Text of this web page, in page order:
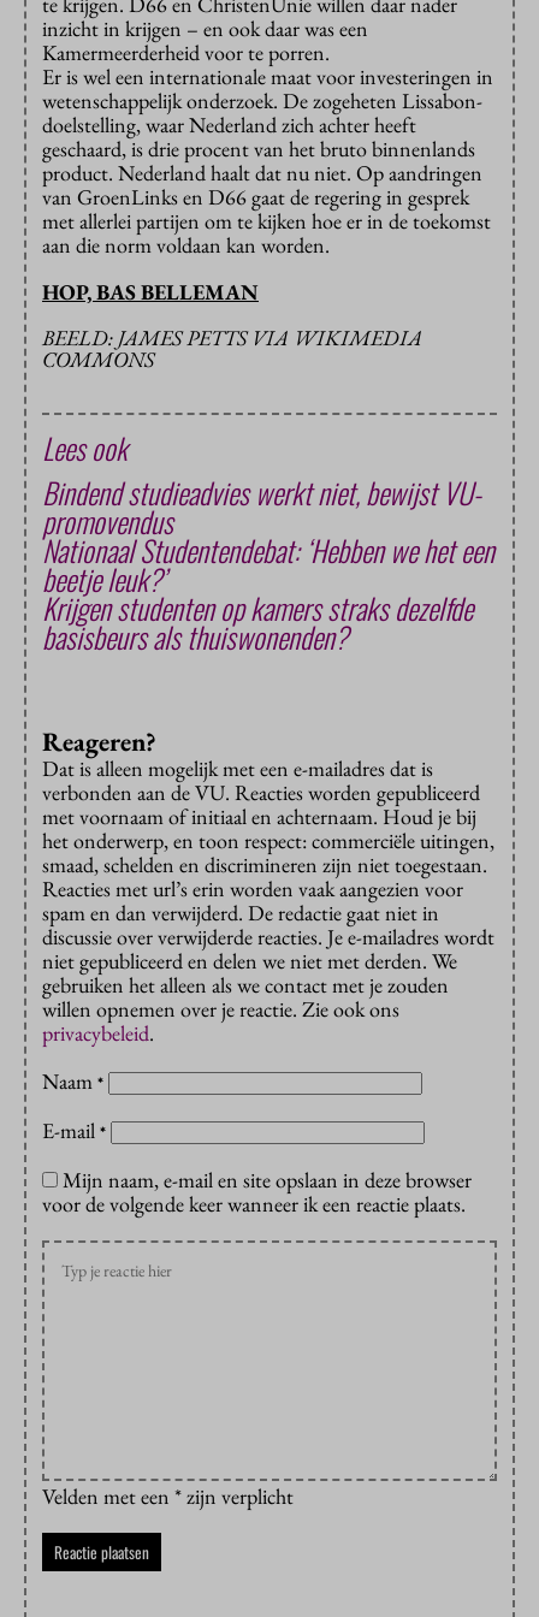
inzicht in krijgen – en ook daar was een
Kamermeerderheid voor te porren.
Er is wel een internationale maat voor investeringen in
wetenschappelijk onderzoek. De zogeheten Lissabon-
doelstelling, waar Nederland zich achter heeft
geschaard, is drie procent van het bruto binnenlands
product. Nederland haalt dat nu niet. Op aandringen
van GroenLinks en D66 gaat de regering in gesprek
met allerlei partijen om te kijken hoe er in de toekomst
aan die norm voldaan kan worden.
HOP, BAS BELLEMAN
BEELD: JAMES PETTS VIA WIKIMEDIA
COMMONS
Lees ook
Bindend studieadvies werkt niet, bewijst VU-
promovendus
Nationaal Studentendebat: ‘Hebben we het een
beetje leuk?’
Krijgen studenten op kamers straks dezelfde
basisbeurs als thuiswonenden?
Reageren?
Dat is alleen mogelijk met een e-mailadres dat is
verbonden aan de VU. Reacties worden gepubliceerd
met voornaam of initiaal en achternaam. Houd je bij
het onderwerp, en toon respect: commerciële uitingen,
smaad, schelden en discrimineren zijn niet toegestaan.
Reacties met url’s erin worden vaak aangezien voor
spam en dan verwijderd. De redactie gaat niet in
discussie over verwijderde reacties. Je e-mailadres wordt
niet gepubliceerd en delen we niet met derden. We
gebruiken het alleen als we contact met je zouden
willen opnemen over je reactie. Zie ook ons
privacybeleid.
Naam *
E-mail *
Mijn naam, e-mail en site opslaan in deze browser
voor de volgende keer wanneer ik een reactie plaats.
Velden met een * zijn verplicht